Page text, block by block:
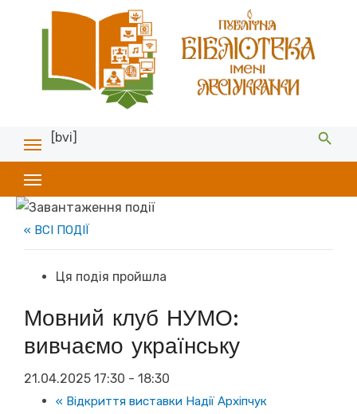
[bvi]
« ВСІ ПОДІЇ
Ця подія пройшла
Мовний клуб НУМО:
вивчаємо українську
21.04.2025 17:30 - 18:30
« Відкриття виставки Надії Архіпчук